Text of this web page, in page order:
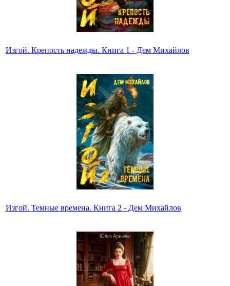
Изгой. Крепость надежды. Книга 1 - Дем Михайлов
Изгой. Темные времена. Книга 2 - Дем Михайлов